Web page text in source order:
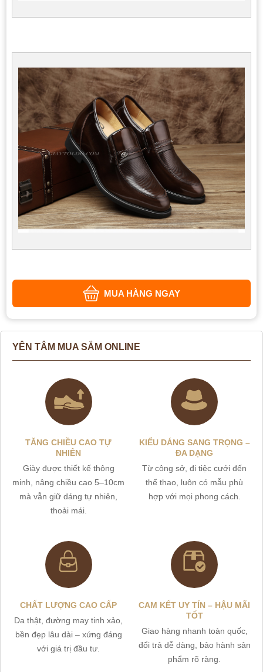
MUA HÀNG NGAY
YÊN TÂM MUA SẮM ONLINE
TĂNG CHIỀU CAO TỰ
NHIÊN
Giày được thiết kế thông
minh, nâng chiều cao 5–10cm
mà vẫn giữ dáng tự nhiên,
thoải mái.
KIỂU DÁNG SANG TRỌNG –
ĐA DẠNG
Từ công sở, đi tiệc cưới đến
thể thao, luôn có mẫu phù
hợp với mọi phong cách.
CHẤT LƯỢNG CAO CẤP
Da thật, đường may tinh xảo,
bền đẹp lâu dài – xứng đáng
với giá trị đầu tư.
CAM KẾT UY TÍN – HẬU MÃI
TỐT
Giao hàng nhanh toàn quốc,
đổi trả dễ dàng, bảo hành sản
phẩm rõ ràng.